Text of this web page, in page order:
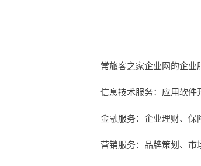
常旅客之家企业网的企业
信息技术服务：应用软件
金融服务：企业理财、保
营销服务：品牌策划、市